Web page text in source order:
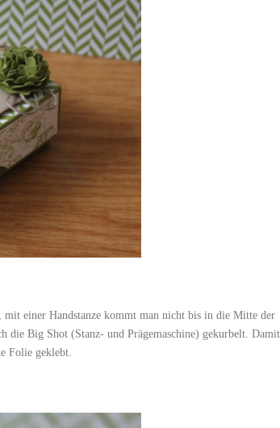
einer Handstanze kommt man nicht bis in die Mitte der
die Big Shot (Stanz- und Prägemaschine) gekurbelt. Damit
Folie geklebt.